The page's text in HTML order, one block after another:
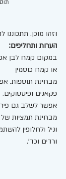
וזהו מוכן. תתכוננו
הערות ותחליפים:
במקום קמח לבן
או קמח כוסמין
מבחינת תוספות.
פקאנים ופיסטוקים.
אפשר לשלב גם
מבחינת תמציות
וניל ולחלופין
ורדים וכד'.